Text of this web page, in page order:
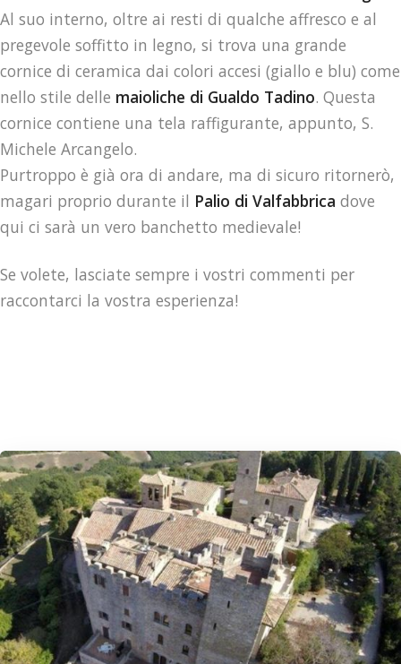
Al suo interno, oltre ai resti di qualche affresco e al
pregevole soffitto in legno, si trova una grande
cornice di ceramica dai colori accesi (giallo e blu) come
nello stile delle maioliche di Gualdo Tadino. Questa
cornice contiene una tela raffigurante, appunto, S.
Michele Arcangelo.
Purtroppo è già ora di andare, ma di sicuro ritornerò,
magari proprio durante il Palio di Valfabbrica dove
qui ci sarà un vero banchetto medievale!
Se volete, lasciate sempre i vostri commenti per
raccontarci la vostra esperienza!